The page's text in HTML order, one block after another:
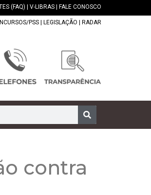
(FAQ) V-LIBRAS FALE CONOSCO
PSS LEGISLAÇÃO RADAR
contra